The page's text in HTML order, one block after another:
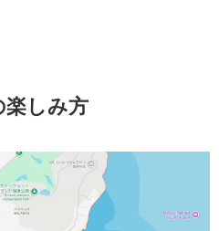
楽しみ方